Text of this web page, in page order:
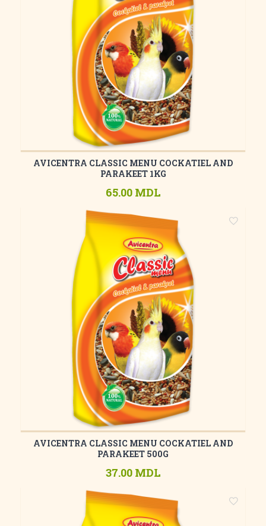
AVICENTRA CLASSIC MENU COCKATIEL AND
PARAKEET 1KG
65.00 MDL
AVICENTRA CLASSIC MENU COCKATIEL AND
PARAKEET 500G
37.00 MDL